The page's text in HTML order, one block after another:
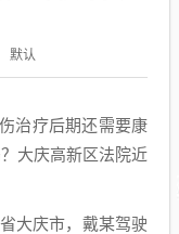
默认
治疗后期还需要康
大庆高新区法院近
大庆市，戴某驾驶